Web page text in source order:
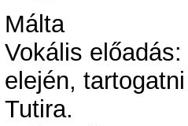
Málta
Vokális
elején,
Tutira.